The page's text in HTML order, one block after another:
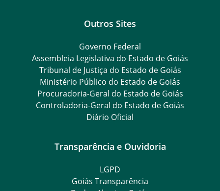
Outros Sites
Governo Federal
Assembleia Legislativa do Estado de Goiás
Tribunal de Justiça do Estado de Goiás
Ministério Público do Estado de Goiás
Procuradoria-Geral do Estado de Goiás
Controladoria-Geral do Estado de Goiás
Diário Oficial
Transparência e Ouvidoria
LGPD
Goiás Transparência